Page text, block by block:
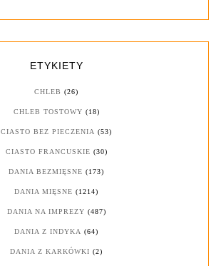
ETYKIETY
CHLEB (26)
CHLEB TOSTOWY (18)
CIASTO BEZ PIECZENIA (53)
CIASTO FRANCUSKIE (30)
DANIA BEZMIĘSNE (173)
DANIA MIĘSNE (1214)
DANIA NA IMPREZY (487)
DANIA Z INDYKA (64)
DANIA Z KARKÓWKI (2)